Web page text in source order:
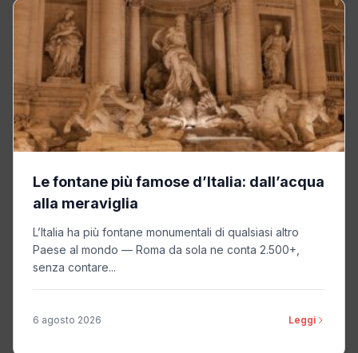
Le fontane più famose d’Italia: dall’acqua
alla meraviglia
L’Italia ha più fontane monumentali di qualsiasi altro
Paese al mondo — Roma da sola ne conta 2.500+,
senza contare...
6 agosto 2026 Leggi